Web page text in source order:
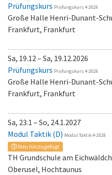
Prüfungskurs Prüfungskurs 4-2026
Große Halle Henri-Dunant-
Frankfurt, Frankfurt
Sa, 19.12 – Sa, 19.12.2026
Prüfungskurs Prüfungskurs 4-2026
Große Halle Henri-Dunant-
Frankfurt, Frankfurt
Sa, 23.1 – So, 24.1.2027
Modul Taktik (D) Modul Taktik 4-2026
Neu hinzugefügt
TH Grundschule am
Oberusel, Hochtaunus